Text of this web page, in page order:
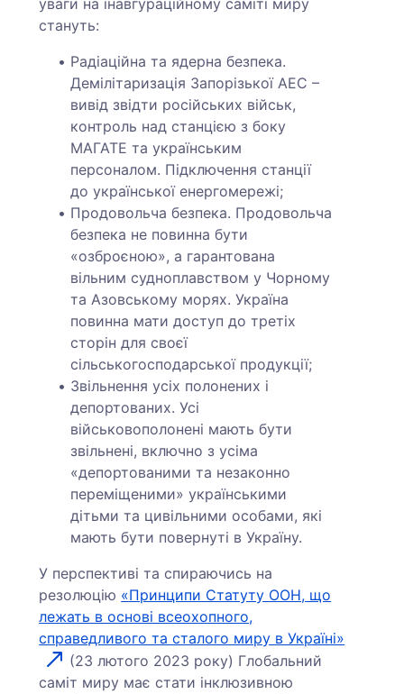
уваги на інавгураційному саміті миру
стануть:
Радіаційна та ядерна безпека.
Демілітаризація Запорізької АЕС –
вивід звідти російських військ,
контроль над станцією з боку
МАГАТЕ та українським
персоналом. Підключення станції
до української енергомережі;
Продовольча безпека. Продовольча
безпека не повинна бути
«озброєною», а гарантована
вільним судноплавством у Чорному
та Азовському морях. Україна
повинна мати доступ до третіх
сторін для своєї
сільськогосподарської продукції;
Звільнення усіх полонених і
депортованих. Усі
військовополонені мають бути
звільнені, включно з усіма
«депортованими та незаконно
переміщеними» українськими
дітьми та цивільними особами, які
мають бути повернуті в Україну.
У перспективі та спираючись на
резолюцію «Принципи Статуту ООН, що
лежать в основі всеохопного,
справедливого та сталого миру в Україні»
(23 лютого 2023 року) Глобальний
саміт миру має стати інклюзивною